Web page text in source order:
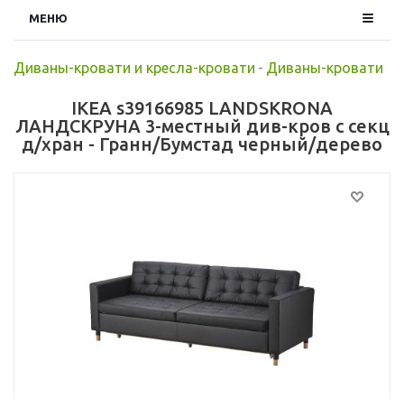
МЕНЮ
Диваны-кровати и кресла-кровати - Диваны-кровати
IKEA s39166985 LANDSKRONA
ЛАНДСКРУНА 3-местный див-кров с секц
д/хран - Гранн/Бумстад черный/дерево